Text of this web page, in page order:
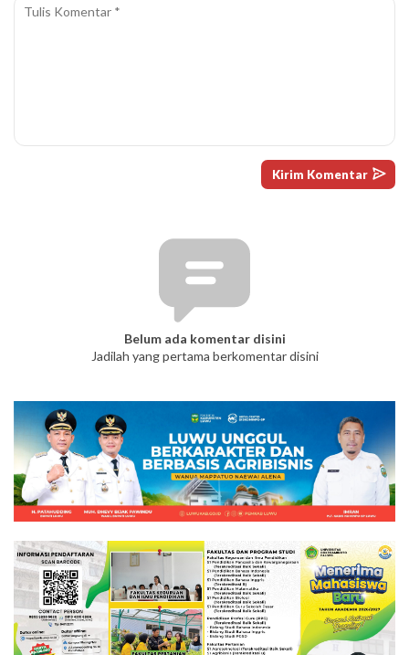
Belum ada komentar disini
Jadilah yang pertama berkomentar disini